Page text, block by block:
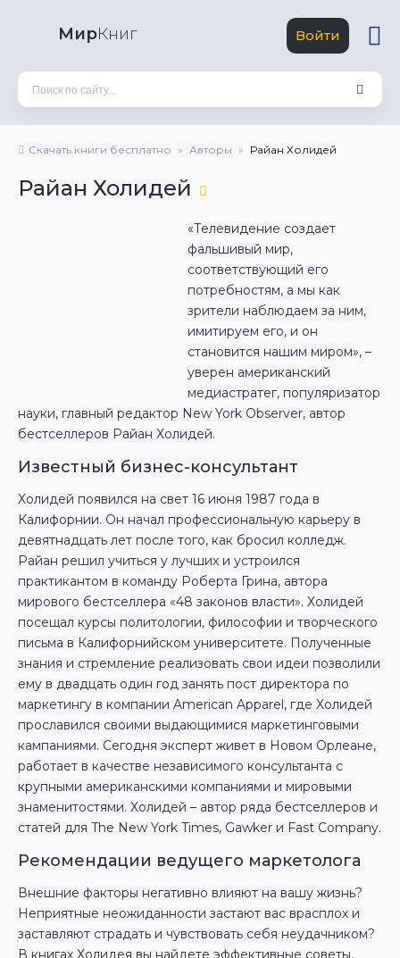
МирКниг Войти
Скачать книги бесплатно Авторы Райан Холидей
Райан Холидей
«Телевидение создает
фальшивый мир,
соответствующий его
потребностям, а мы как
зрители наблюдаем за ним,
имитируем его, и он
становится нашим миром», –
уверен американский
медиастратег, популяризатор
науки, главный редактор New York Observer, автор
бестселлеров Райан Холидей.
Известный бизнес-консультант
Холидей появился на свет 16 июня 1987 года в
Калифорнии. Он начал профессиональную карьеру в
девятнадцать лет после того, как бросил колледж.
Райан решил учиться у лучших и устроился
практикантом в команду Роберта Грина, автора
мирового бестселлера «48 законов власти». Холидей
посещал курсы политологии, философии и творческого
письма в Калифорнийском университете. Полученные
знания и стремление реализовать свои идеи позволили
ему в двадцать один год занять пост директора по
маркетингу в компании American Apparel, где Холидей
прославился своими выдающимися маркетинговыми
кампаниями. Сегодня эксперт живет в Новом Орлеане,
работает в качестве независимого консультанта с
крупными американскими компаниями и мировыми
знаменитостями. Холидей – автор ряда бестселлеров и
статей для The New York Times, Gawker и Fast Company.
Рекомендации ведущего маркетолога
Внешние факторы негативно влияют на вашу жизнь?
Неприятные неожиданности застают вас врасплох и
заставляют страдать и чувствовать себя неудачником?
В книгах Холидея вы найдете эффективные советы,